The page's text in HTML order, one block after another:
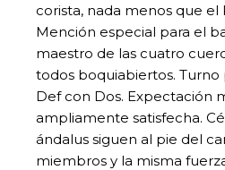
corista, nada menos que el
Mención especial para el
maestro de las cuatro
todos boquiabiertos. Turno
Def con Dos. Expectación
ampliamente satisfecha.
ándalus siguen al pie del
miembros y la misma